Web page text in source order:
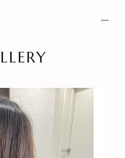
METEO STRAIGHT
HEAD SPA